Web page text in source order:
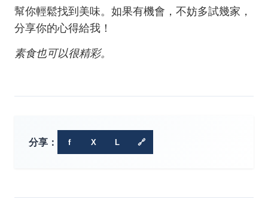
幫你輕鬆找到美味。如果有機會，不妨多試幾家，
分享你的心得給我！
素食也可以很精彩。
分享： f X L 🔗